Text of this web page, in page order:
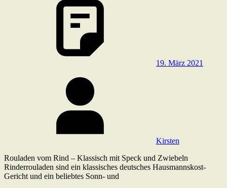
19. März 2021
Kirsten
Rouladen vom Rind – Klassisch mit Speck und Zwiebeln
Rinderrouladen sind ein klassisches deutsches Hausmannskost-
Gericht und ein beliebtes Sonn- und